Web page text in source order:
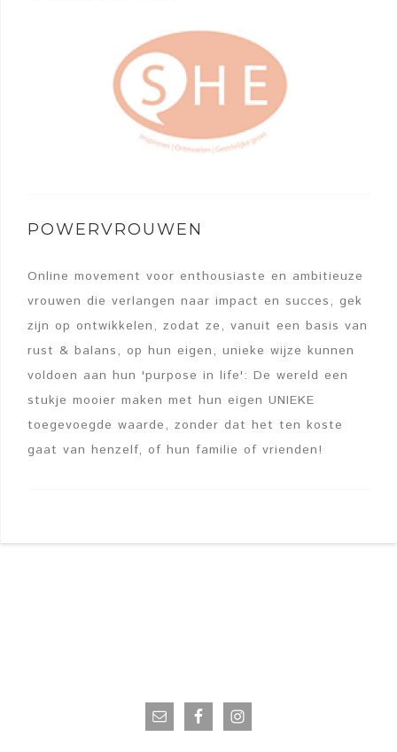
POWERVROUWEN
Online movement voor enthousiaste en ambitieuze
vrouwen die verlangen naar impact en succes, gek
zijn op ontwikkelen, zodat ze, vanuit een basis van
rust & balans, op hun eigen, unieke wijze kunnen
voldoen aan hun 'purpose in life': De wereld een
stukje mooier maken met hun eigen UNIEKE
toegevoegde waarde, zonder dat het ten koste
gaat van henzelf, of hun familie of vrienden!